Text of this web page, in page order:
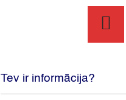
Tev ir informācija?